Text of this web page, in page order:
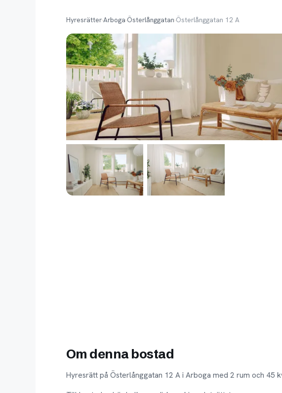
Hyresrätter›Arboga›Österlånggatan›Österlånggatan 12 A
Om denna bostad
Hyresrätt på Österlånggatan 12 A i Arboga med 2 rum och 45